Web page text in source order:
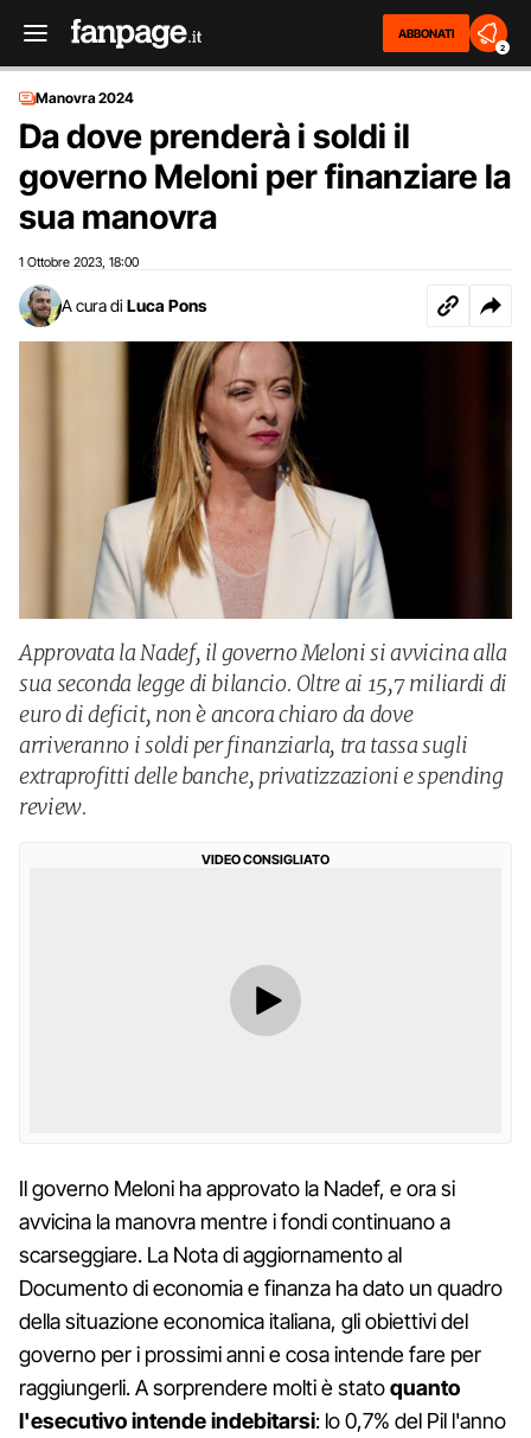
ABBONATI
2
Manovra 2024
Da dove prenderà i soldi il
governo Meloni per finanziare la
sua manovra
1 Ottobre 2023 18:00
A cura di Luca Pons
Approvata la Nadef, il governo Meloni si avvicina alla
sua seconda legge di bilancio. Oltre ai 15,7 miliardi di
euro di deficit, non è ancora chiaro da dove
arriveranno i soldi per finanziarla, tra tassa sugli
extraprofitti delle banche, privatizzazioni e spending
review.
VIDEO CONSIGLIATO
Il governo Meloni ha approvato la Nadef, e ora si
avvicina la manovra mentre i fondi continuano a
scarseggiare. La Nota di aggiornamento al
Documento di economia e finanza ha dato un quadro
della situazione economica italiana, gli obiettivi del
governo per i prossimi anni e cosa intende fare per
raggiungerli. A sorprendere molti è statoquanto
l'esecutivo intende indebitarsi: lo 0,7% del Pil l'anno